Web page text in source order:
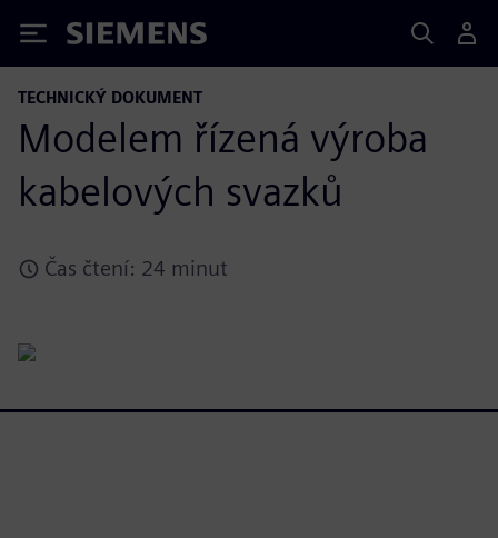
Siemens
TECHNICKÝ DOKUMENT
Modelem řízená výroba
kabelových svazků
Čas čtení: 24 minut